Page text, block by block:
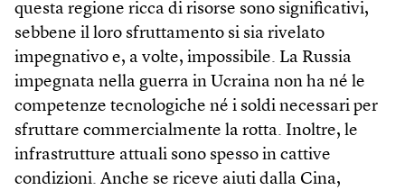
questa regione ricca di risorse sono significativi,
sebbene il loro sfruttamento si sia rivelato
impegnativo e, a volte, impossibile. La Russia
impegnata nella guerra in Ucraina non ha né le
competenze tecnologiche né i soldi necessari per
sfruttare commercialmente la rotta. Inoltre, le
infrastrutture attuali sono spesso in cattive
condizioni. Anche se riceve aiuti dalla Cina,